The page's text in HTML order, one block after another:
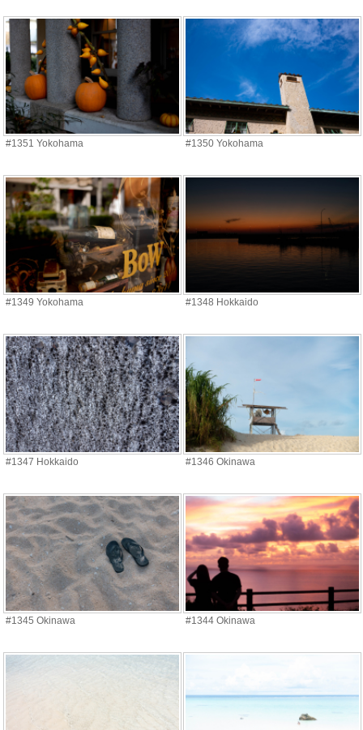
#1351 Yokohama #1350 Yokohama
#1349 Yokohama #1348 Hokkaido
#1347 Hokkaido #1346 Okinawa
#1345 Okinawa #1344 Okinawa